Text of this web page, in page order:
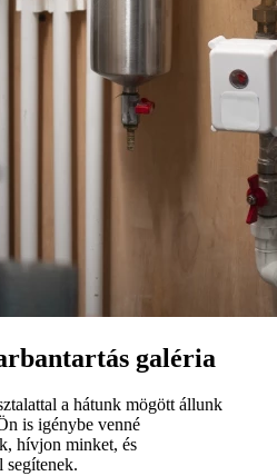
galéria
a hátunk mögött állunk
is igénybe venné
hívjon minket, és
segítenek.